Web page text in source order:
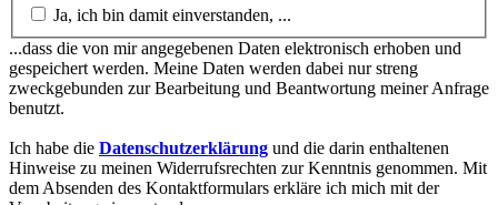
Ja, ich bin damit einverstanden, ...
...dass die von mir angegebenen Daten elektronisch erhoben und
gespeichert werden. Meine Daten werden dabei nur streng
zweckgebunden zur Bearbeitung und Beantwortung meiner Anfrage
benutzt.
Ich habe die Datenschutzerklärung und die darin enthaltenen
Hinweise zu meinen Widerrufsrechten zur Kenntnis genommen. Mit
dem Absenden des Kontaktformulars erkläre ich mich mit der